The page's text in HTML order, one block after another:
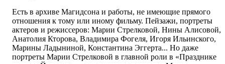
Есть в архиве Магидсона и работы, не имеющие прямого
отношения к тому или иному фильму. Пейзажи, портреты
актеров и режиссеров: Марии Стрелковой, Нины Алисовой,
Анатолия Кторова, Владимира Фогеля, Игоря Ильинского,
Марины Ладыниной, Константина Эггерта... Но даже
портреты Марии Стрелковой в главной роли в «Празднике